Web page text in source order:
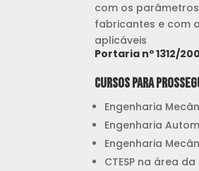
com os
fabricantes e com
aplicáveis
Portaria nº 1312/
Cursos para
Engenharia
Engenharia
Engenharia
CTESP na área